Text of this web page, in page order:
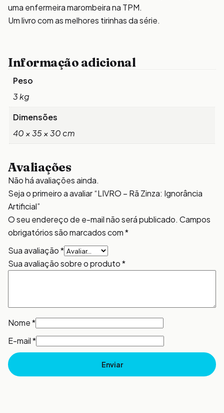
uma enfermeira marombeira na TPM.
Um livro com as melhores tirinhas da série.
Informação adicional
Peso
3 kg
Dimensões
40 × 35 × 30 cm
Avaliações
Não há avaliações ainda.
Seja o primeiro a avaliar “LIVRO – Rã Zinza: Ignorância
Artificial”
O seu endereço de e-mail não será publicado. Campos
obrigatórios são marcados com*
Sua avaliação*
Sua avaliação sobre o produto*
Nome*
E-mail*